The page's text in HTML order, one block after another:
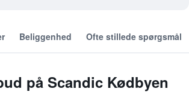
Beliggenhed Ofte stillede spørgsmål
på Scandic Kødbyen